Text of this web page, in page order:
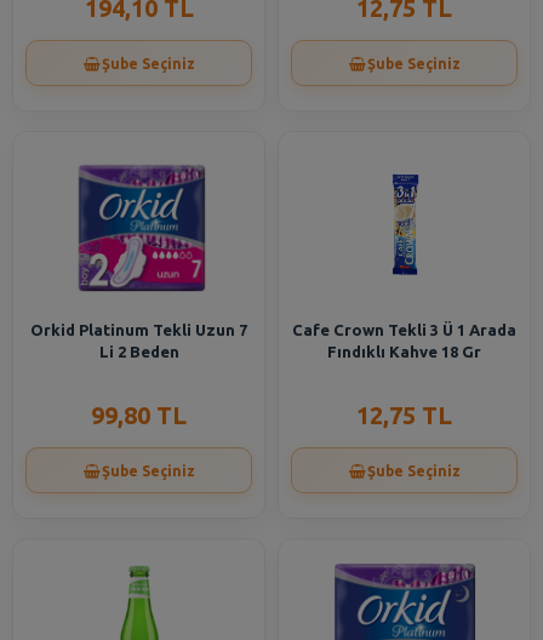
194,10 TL
Şube Seçiniz
12,75 TL
Şube Seçiniz
Orkid Platinum Tekli Uzun 7
Li 2 Beden
99,80 TL
Şube Seçiniz
Cafe Crown Tekli 3 Ü 1 Arada
Fındıklı Kahve 18 Gr
12,75 TL
Şube Seçiniz